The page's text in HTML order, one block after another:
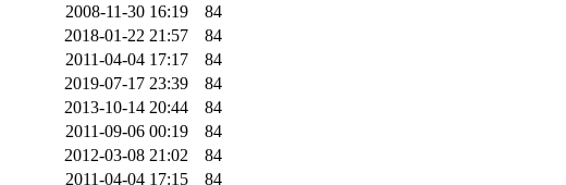
2008-11-30 16:19
84
2018-01-22 21:57
84
2011-04-04 17:17
84
2019-07-17 23:39
84
2013-10-14 20:44
84
2011-09-06 00:19
84
2012-03-08 21:02
84
2011-04-04 17:15
84